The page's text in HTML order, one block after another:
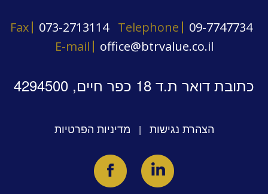
Fax 073-2713114 Telephone
09-7747734
E-mail
office@btrvalue.co.il
כתובת דואר ת.ד 18 כפר חיים, 4294500
הצהרת נגישות | מדיניות הפרטיות